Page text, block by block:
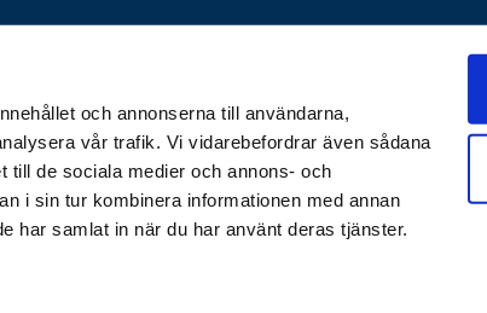
och annonserna till användarna,
vår trafik. Vi vidarebefordrar även sådana
till de sociala medier och annons- och
i sin tur kombinera informationen med annan
har samlat in när du har använt deras tjänster.